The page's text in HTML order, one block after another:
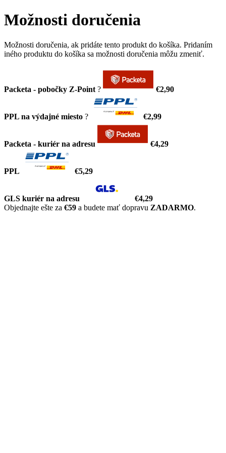
Možnosti doručenia
Možnosti doručenia, ak pridáte tento produkt do košíka. Pridaním
iného produktu do košíka sa možnosti doručenia môžu zmeniť.
Packeta - pobočky Z-Point ? €2,90
PPL na výdajné miesto ? €2,99
Packeta - kuriér na adresu €4,29
PPL €5,29
GLS kuriér na adresu
€4,29
Objednajte ešte za €59 a budete mať dopravu ZADARMO.